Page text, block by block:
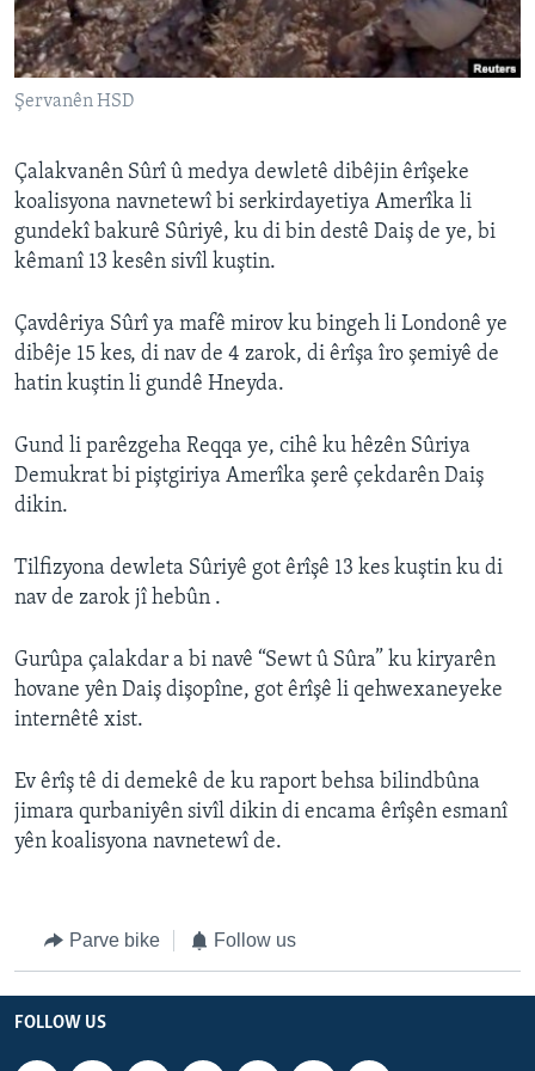
ÇAND Û HUNER
SERNIVÎS
SORANÎ
Learning English
FOLLOW US
Zimanên Din
Şervanên HSD
Çalakvanên Sûrî û medya dewletê dibêjin êrîşeke
koalisyona navnetewî bi serkirdayetiya Amerîka li
gundekî bakurê Sûriyê, ku di bin destê Daiş de ye, bi
kêmanî 13 kesên sivîl kuştin.
Çavdêriya Sûrî ya mafê mirov ku bingeh li Londonê ye
dibêje 15 kes, di nav de 4 zarok, di êrîşa îro şemiyê de
hatin kuştin li gundê Hneyda.
Gund li parêzgeha Reqqa ye, cihê ku hêzên Sûriya
Demukrat bi piştgiriya Amerîka şerê çekdarên Daiş
dikin.
Tilfizyona dewleta Sûriyê got êrîşê 13 kes kuştin ku di
nav de zarok jî hebûn .
Gurûpa çalakdar a bi navê “Sewt û Sûra” ku kiryarên
hovane yên Daiş dişopîne, got êrîşê li qehwexaneyeke
internêtê xist.
Ev êrîş tê di demekê de ku raport behsa bilindbûna
jimara qurbaniyên sivîl dikin di encama êrîşên esmanî
yên koalisyona navnetewî de.
Parve bike Follow us
FOLLOW US